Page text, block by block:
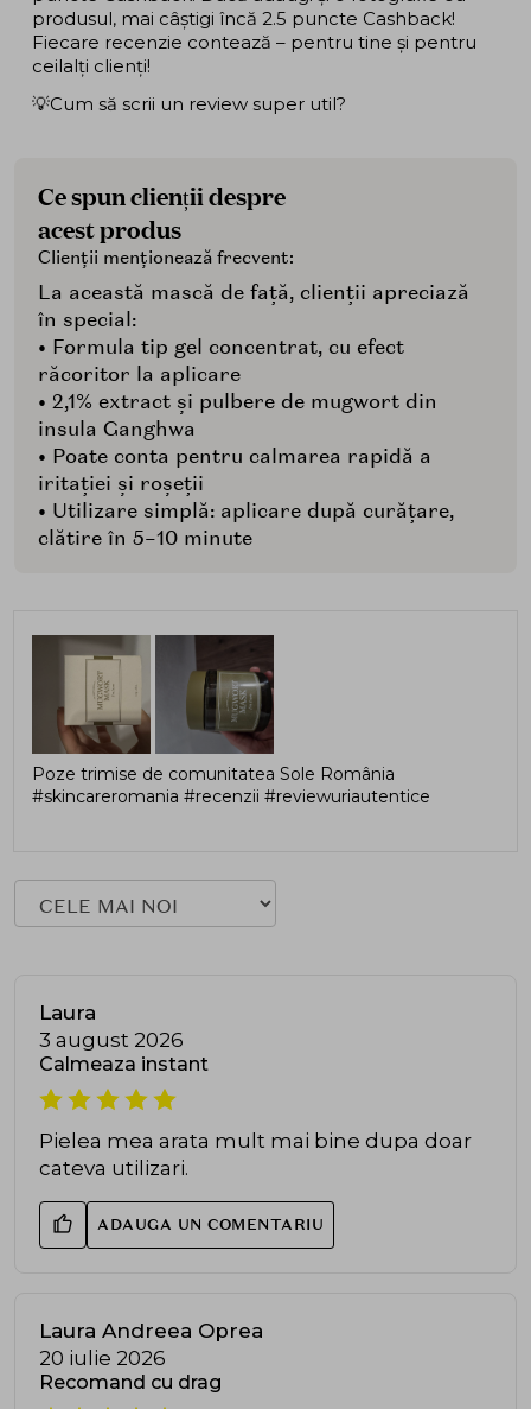
produsul, mai câștigi încă 2.5 puncte Cashback!
Fiecare recenzie contează – pentru tine și pentru
ceilalți clienți!
💡Cum să scrii un review super util?
Ce spun clienții despre
acest produs
Clienții menționează frecvent:
La această mască de față, clienții apreciază
în special:
• Formula tip gel concentrat, cu efect
răcoritor la aplicare
• 2,1% extract și pulbere de mugwort din
insula Ganghwa
• Poate conta pentru calmarea rapidă a
iritației și roșeții
• Utilizare simplă: aplicare după curățare,
clătire în 5–10 minute
Poze trimise de comunitatea Sole România
#skincareromania #recenzii #reviewuriautentice
Laura
3 august 2026
Calmeaza instant
Pielea mea arata mult mai bine dupa doar
cateva utilizari.
ADAUGA UN COMENTARIU
Laura Andreea Oprea
20 iulie 2026
Recomand cu drag